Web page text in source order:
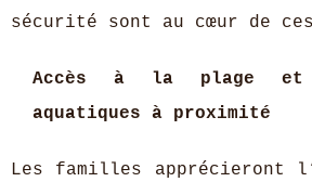
sécurité sont au cœur de
Accès à la plage et
aquatiques à proximité
Les familles apprécieront